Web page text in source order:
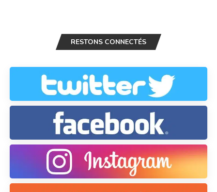
RESTONS CONNECTÉS